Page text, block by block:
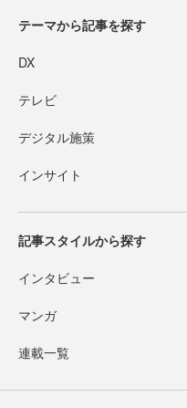
テーマから記事を探す
DX
テレビ
デジタル施策
インサイト
記事スタイルから探す
インタビュー
マンガ
連載一覧